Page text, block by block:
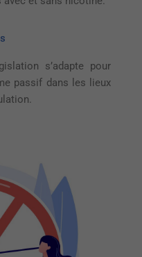
s’adapte pour
passif dans les lieux